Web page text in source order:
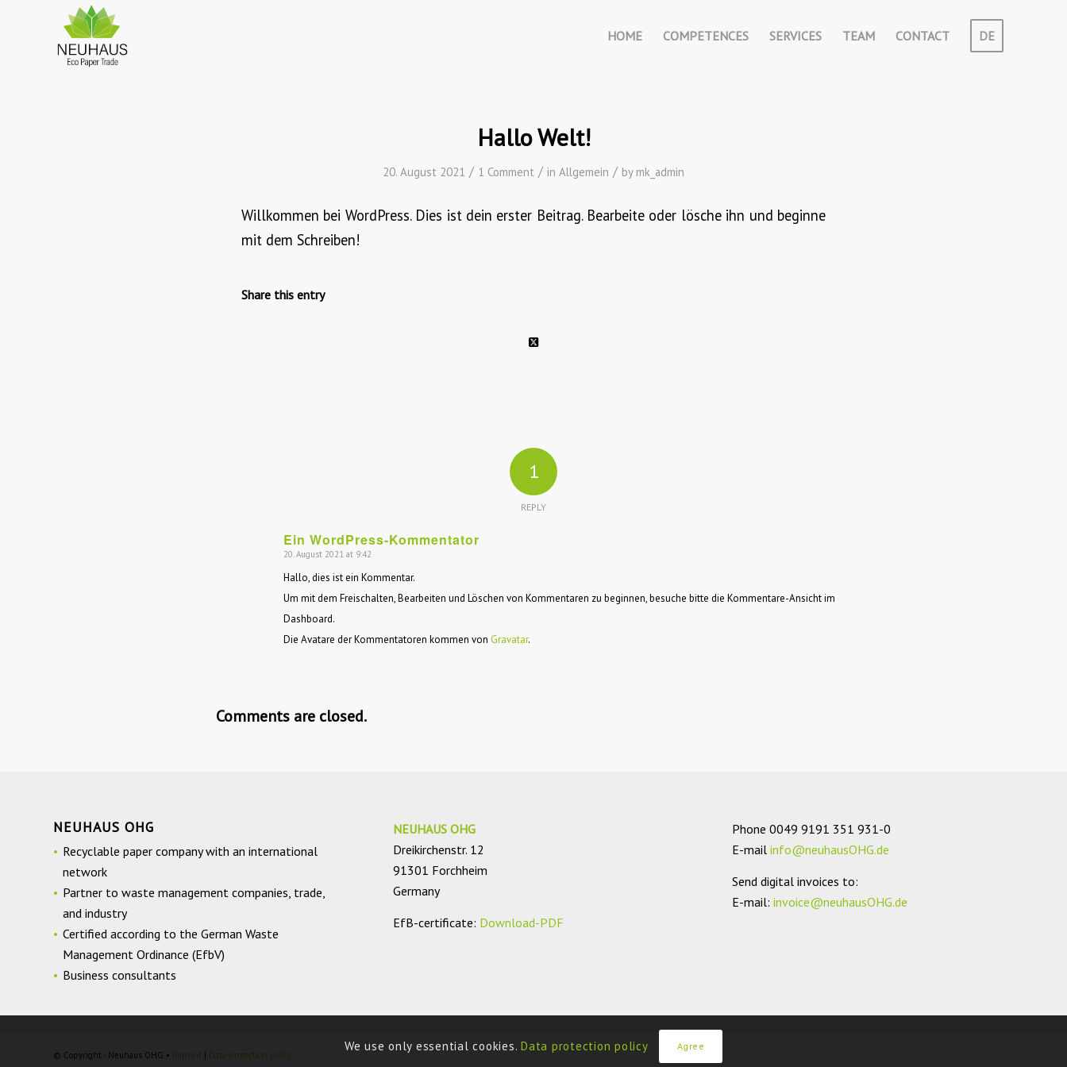
HOME COMPETENCES SERVICES TEAM CONTACT DE
Hallo Welt!
20. August 2021 / 1 Comment / in Allgemein / by mk_admin
Willkommen bei WordPress. Dies ist dein erster Beitrag. Bearbeite oder lösche ihn und beginne
mit dem Schreiben!
Share this entry
1
REPLY
Ein WordPress-Kommentator
says:
20. August 2021 at 9:42
Hallo, dies ist ein Kommentar.
Um mit dem Freischalten, Bearbeiten und Löschen von Kommentaren zu beginnen, besuche bitte die Kommentare-Ansicht im
Dashboard.
Die Avatare der Kommentatoren kommen von Gravatar.
Comments are closed.
NEUHAUS OHG
Recyclable paper company with an international
network
Partner to waste management companies, trade,
and industry
Certified according to the German Waste
Management Ordinance (EfbV)
Business consultants
NEUHAUS OHG
Dreikirchenstr. 12
91301 Forchheim
Germany
EfB-certificate: Download-PDF
Phone0049 9191 351 931-0
E-mailinfo@neuhausOHG.de
Send digital invoices to:
E-mail:invoice@neuhausOHG.de
© Copyright - Neuhaus OHG • Imprint | Data protection policy
We use only essential cookies.Data protection policy Agree